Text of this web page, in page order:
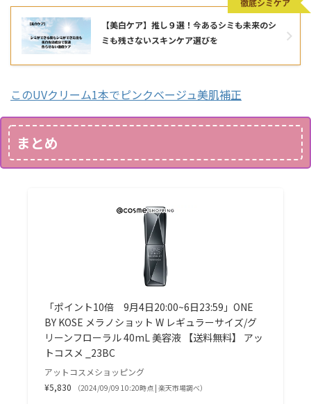
【美白ケア】推し９選！今あるシミも未来のシ
ミも残さないスキンケア選びを
徹底シミケア
このUVクリーム1本でピンクベージュ美肌補正
まとめ
「ポイント10倍 9月4日20:00~6日23:59」ONE
BY KOSE メラノショット W レギュラーサイズ/グ
リーンフローラル 40mL 美容液 【送料無料】 アッ
トコスメ _23BC
アットコスメショッピング
¥5,830
（2024/09/09 10:20時点 | 楽天市場調べ）